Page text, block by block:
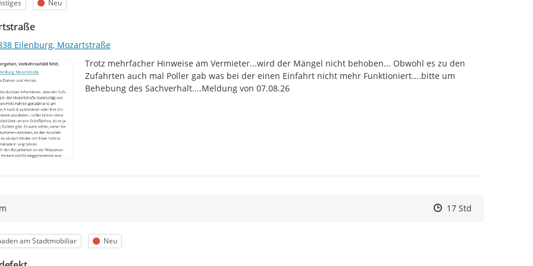
Status
Neu
Eilenburg, Mozartstraße
Trotz mehrfacher Hinweise am Vermieter...wird der Mängel nicht behoben... Obwohl es zu den
Zufahrten auch mal Poller gab was bei der einen Einfahrt nicht mehr Funktioniert....bitte um
Behebung des Sachverhalt....Meldung von 07.08.26
Zeitpunkt des
Zeitpunkt des
17 StdZur Äußerung
am Stadtmobiliar Status
Neu